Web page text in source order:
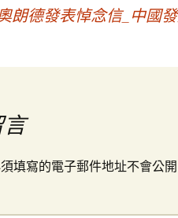
朗德發表悼念信_中國
填寫的電子郵件地址不會公開